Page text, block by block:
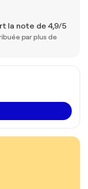
la note de 4,9/5
par plus de